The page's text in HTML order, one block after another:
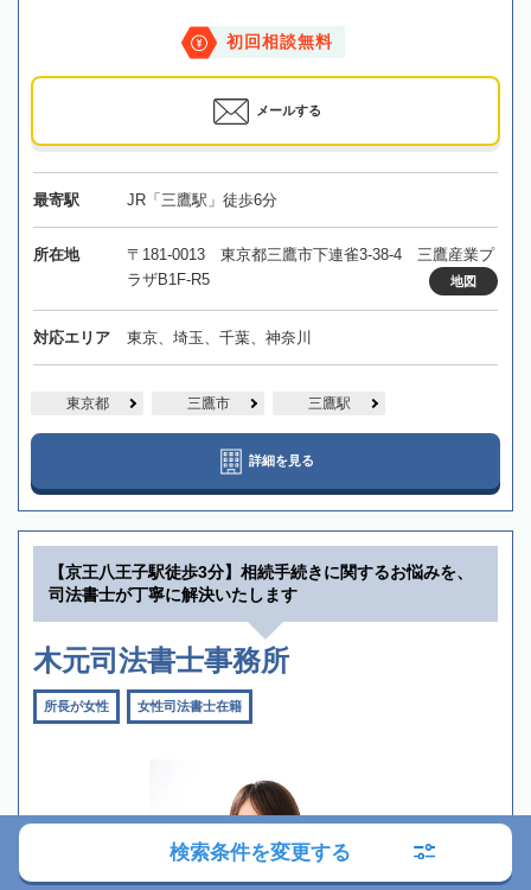
初回相談無料
メールする
最寄駅 JR「三鷹駅」徒歩6分
所在地
〒181-0013 東京都三鷹市下連雀3-38-4 三鷹産業プ
ラザB1F-R5
地図
対応エリア 東京、埼玉、千葉、神奈川
東京都 三鷹市 三鷹駅
詳細を見る
【京王八王子駅徒歩3分】相続手続きに関するお悩みを、
司法書士が丁寧に解決いたします
木元司法書士事務所
所長が女性 女性司法書士在籍
検索条件を変更する